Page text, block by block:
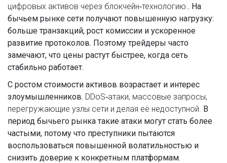
цифровых активов через блокчейн‑технологию.. На
бычьем рынке сети получают повышенную нагрузку:
больше транзакций, рост комиссии и ускоренное
развитие протоколов. Поэтому трейдеры часто
замечают, что цены растут быстрее, когда сеть
стабильно работает.
С ростом стоимости активов возрастает и интерес
злоумышленников. DDoS‑атаки, массовые запросы,
перегружающие узлы сети и делая её недоступной. В
период бычьего рынка такие атаки могут стать более
частыми, потому что преступники пытаются
воспользоваться повышенной волатильностью и
снизить доверие к конкретным платформам.